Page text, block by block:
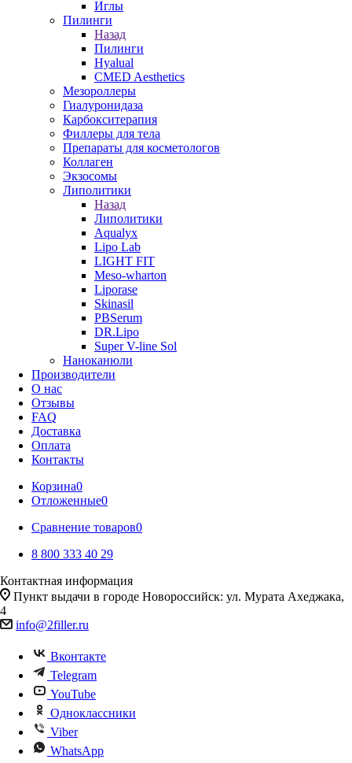
Иглы
Пилинги
Назад
Пилинги
Hyalual
CMED Aesthetics
Мезороллеры
Гиалуронидаза
Карбокситерапия
Филлеры для тела
Препараты для косметологов
Коллаген
Экзосомы
Липолитики
Назад
Липолитики
Aqualyx
Lipo Lab
LIGHT FIT
Meso-wharton
Liporase
Skinasil
PBSerum
DR.Lipo
Super V-line Sol
Наноканюли
Производители
О нас
Отзывы
FAQ
Доставка
Оплата
Контакты
Корзина0
Отложенные0
Сравнение товаров0
8 800 333 40 29
Контактная информация
Пункт выдачи в городе Новороссийск: ул. Мурата Ахеджака,
4
info@2filler.ru
Вконтакте
Telegram
YouTube
Одноклассники
Viber
WhatsApp